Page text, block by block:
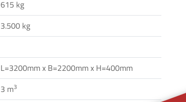
615 kg
3.500 kg
L=3200mm x B=2200mm x H=400mm
3 m3